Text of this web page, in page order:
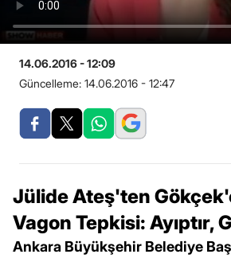
14.06.2016 - 12:09
Güncelleme: 14.06.2016 - 12:47
Jülide Ateş'ten
Vagon Tepkisi: Ayıptır,
Ankara Büyükşehir Belediye